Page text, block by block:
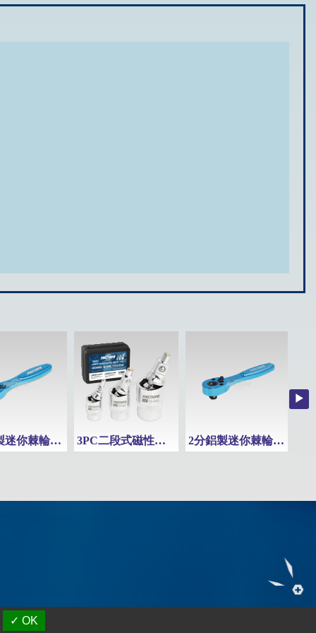
2分鋁製迷你棘輪扳手(起子頭用) 3PC二段式磁性強力萬向接頭組 2分鋁製迷你棘輪扳手 2分扳手 雙頭扳手 2分棘輪扳手 套筒/起子頭兩用
✓ OK